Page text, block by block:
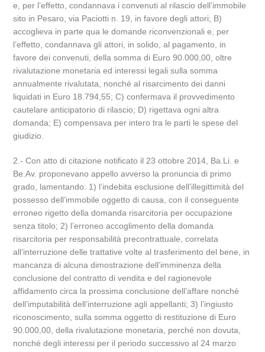
e, per l’effetto, condannava i convenuti al rilascio dell’immobile
sito in Pesaro, via Paciotti n. 19, in favore degli attori; B)
accoglieva in parte qua le domande riconvenzionali e, per
l’effetto, condannava gli attori, in solido, al pagamento, in
favore dei convenuti, della somma di Euro 90.000,00, oltre
rivalutazione monetaria ed interessi legali sulla somma
annualmente rivalutata, nonché al risarcimento dei danni
liquidati in Euro 18.794,55; C) confermava il provvedimento
cautelare anticipatorio di rilascio; D) rigettava ogni altra
domanda; E) compensava per intero tra le parti le spese del
giudizio.
2.- Con atto di citazione notificato il 23 ottobre 2014, Ba.Li. e
Be.Av. proponevano appello avverso la pronuncia di primo
grado, lamentando: 1) l’indebita esclusione dell’illegittimità del
possesso dell’immobile oggetto di causa, con il conseguente
erroneo rigetto della domanda risarcitoria per occupazione
senza titolo; 2) l’erroneo accoglimento della domanda
risarcitoria per responsabilità precontrattuale, correlata
all’interruzione delle trattative volte al trasferimento del bene, in
mancanza di alcuna dimostrazione dell’imminenza della
conclusione del contratto di vendita e del ragionevole
affidamento circa la prossima conclusione dell’affare nonché
dell’imputabilità dell’interruzione agli appellanti; 3) l’ingiusto
riconoscimento, sulla somma oggetto di restituzione di Euro
90.000,00, della rivalutazione monetaria, perché non dovuta,
nonché degli interessi per il periodo successivo al 24 marzo